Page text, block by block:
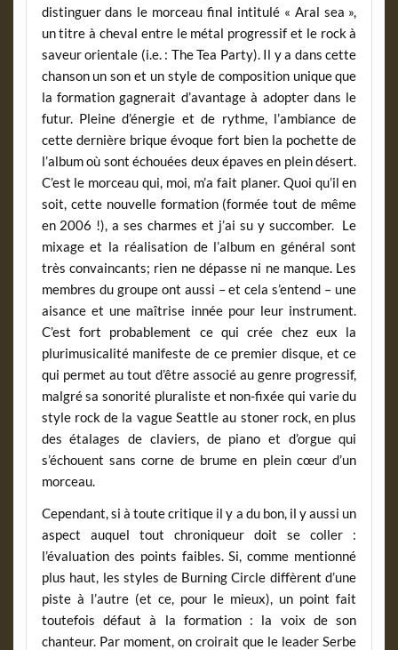
distinguer dans le morceau final intitulé « Aral sea »,
un titre à cheval entre le métal progressif et le rock à
saveur orientale (i.e. : The Tea Party). Il y a dans cette
chanson un son et un style de composition unique que
la formation gagnerait d’avantage à adopter dans le
futur. Pleine d’énergie et de rythme, l’ambiance de
cette dernière brique évoque fort bien la pochette de
l’album où sont échouées deux épaves en plein désert.
C’est le morceau qui, moi, m’a fait planer. Quoi qu’il en
soit, cette nouvelle formation (formée tout de même
en 2006 !), a ses charmes et j’ai su y succomber. Le
mixage et la réalisation de l’album en général sont
très convaincants; rien ne dépasse ni ne manque. Les
membres du groupe ont aussi – et cela s’entend – une
aisance et une maîtrise innée pour leur instrument.
C’est fort probablement ce qui crée chez eux la
plurimusicalité manifeste de ce premier disque, et ce
qui permet au tout d’être associé au genre progressif,
malgré sa sonorité pluraliste et non-fixée qui varie du
style rock de la vague Seattle au stoner rock, en plus
des étalages de claviers, de piano et d’orgue qui
s’échouent sans corne de brume en plein cœur d’un
morceau.
Cependant, si à toute critique il y a du bon, il y aussi un
aspect auquel tout chroniqueur doit se coller :
l’évaluation des points faibles. Si, comme mentionné
plus haut, les styles de Burning Circle diffèrent d’une
piste à l’autre (et ce, pour le mieux), un point fait
toutefois défaut à la formation : la voix de son
chanteur. Par moment, on croirait que le leader Serbe